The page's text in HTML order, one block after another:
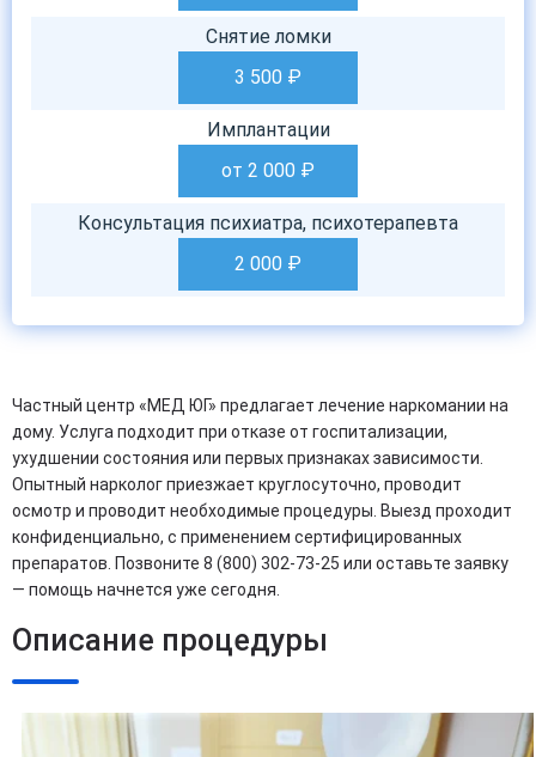
Снятие ломки
3 500 ₽
Имплантации
от 2 000 ₽
Консультация психиатра, психотерапевта
2 000 ₽
Частный центр «МЕД ЮГ» предлагает лечение наркомании на
дому. Услуга подходит при отказе от госпитализации,
ухудшении состояния или первых признаках зависимости.
Опытный нарколог приезжает круглосуточно, проводит
осмотр и проводит необходимые процедуры. Выезд проходит
конфиденциально, с применением сертифицированных
препаратов. Позвоните 8 (800) 302-73-25 или оставьте заявку
— помощь начнется уже сегодня.
Описание процедуры